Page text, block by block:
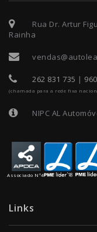
Rua Dr. Artur
Rainha
262 831 735 |
(chamada para a rede fixa
NIPC AL
Associado Nº4
Links